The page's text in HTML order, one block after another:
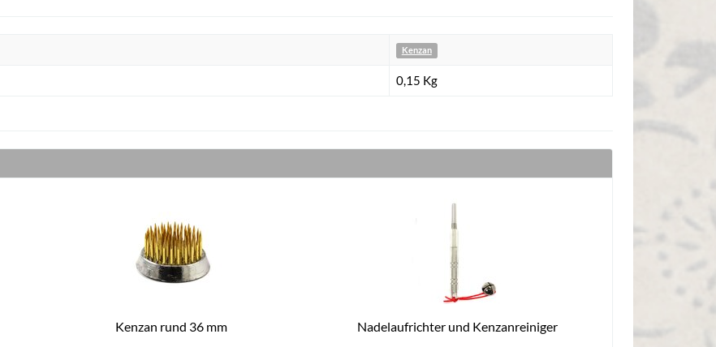
Kenzan
0,15 Kg
Kenzan rund 36 mm Nadelaufrichter und Kenzanreiniger